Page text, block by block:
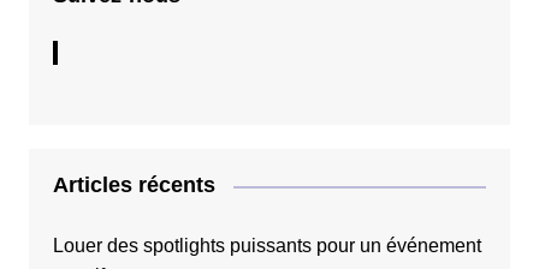
Articles récents
Louer des spotlights puissants pour un événement